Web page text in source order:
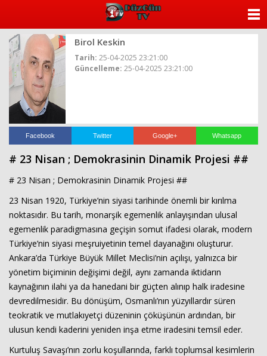
Birol Keskin
Tarih: 25-04-2025 23:21:00
Güncelleme: 25-04-2025 23:21:00
Facebook Twitter Google+ Whatsapp
# 23 Nisan ; Demokrasinin Dinamik Projesi ##
# 23 Nisan ; Demokrasinin Dinamik Projesi ##
23 Nisan 1920, Türkiye’nin siyasi tarihinde önemli bir kırılma
noktasıdır. Bu tarih, monarşik egemenlik anlayışından ulusal
egemenlik paradigmasına geçişin somut ifadesi olarak, modern
Türkiye’nin siyasi meşruiyetinin temel dayanağını oluşturur.
Ankara’da Türkiye Büyük Millet Meclisi’nin açılışı, yalnızca bir
yönetim biçiminin değişimi değil, aynı zamanda iktidarın
kaynağının ilahi ya da hanedani bir güçten alınıp halk iradesine
devredilmesidir. Bu dönüşüm, Osmanlı’nın yüzyıllardır süren
teokratik ve mutlakıyetçi düzeninin çöküşünün ardından, bir
ulusun kendi kaderini yeniden inşa etme iradesini temsil eder.
Kurtuluş Savaşı’nın zorlu koşullarında, farklı toplumsal kesimlerin
YAZARLAR
VİDEO GALERİ
İLETİŞİM
Haberin Doğru Adresi.